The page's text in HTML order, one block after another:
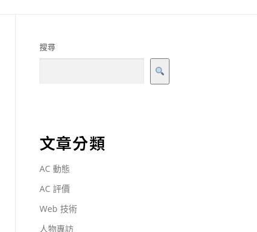
搜尋
文章分類
AC 動態
AC 評價
Web 技術
人物專訪